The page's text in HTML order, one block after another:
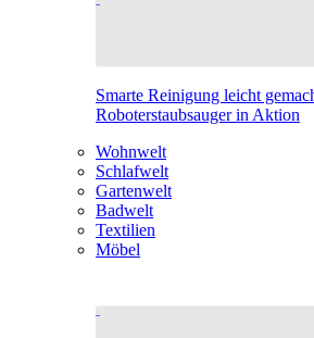
Smarte Reinigung leicht
Roboterstaubsauger in Aktion
Wohnwelt
Schlafwelt
Gartenwelt
Badwelt
Textilien
Möbel